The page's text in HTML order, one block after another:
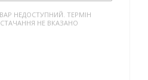
НЕДОСТУПНИЙ. ТЕРМІН
НЕ ВКАЗАНО